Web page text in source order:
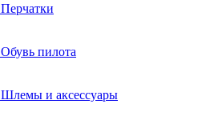
Перчатки
Обувь пилота
Шлемы и аксессуары